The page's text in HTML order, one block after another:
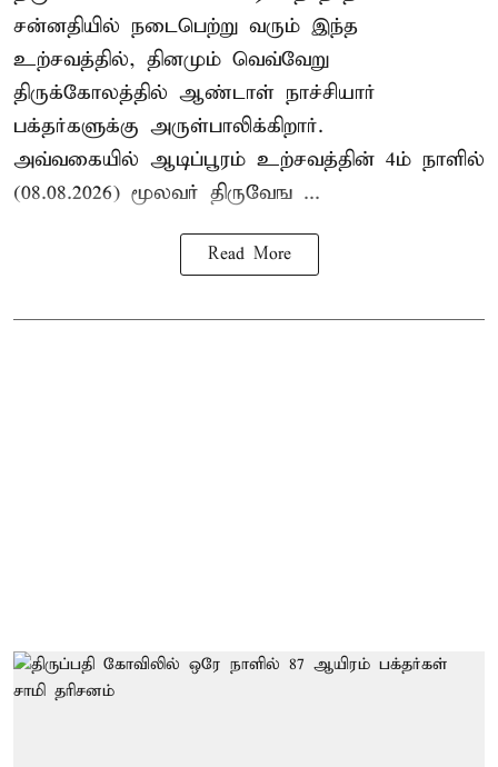
சன்னதியில் நடைபெற்று வரும் இந்த
உற்சவத்தில், தினமும் வெவ்வேறு
திருக்கோலத்தில் ஆண்டாள் நாச்சியார்
பக்தர்களுக்கு அருள்பாலிக்கிறார்.
அவ்வகையில் ஆடிப்பூரம் உற்சவத்தின் 4ம் நாளில்
(08.08.2026) மூலவர் திருவேங ...
Read More